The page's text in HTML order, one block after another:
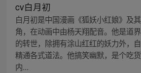
cv白月初
白月初是中国漫画《狐妖小红娘》及
角，在动画中由杨天翔配音。他是道
的转世，除拥有涂山红红的妖力外，自
精通各式道法。他搞笑幽默，是个吃货
内...